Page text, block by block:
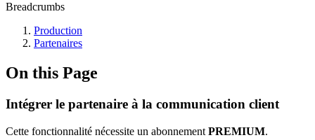
Breadcrumbs
Production
Partenaires
On this Page
Intégrer le partenaire à la communication client
Cette fonctionnalité nécessite un abonnement PREMIUM.